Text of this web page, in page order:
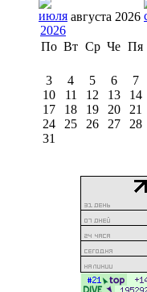
августа 2026
По Вт Ср Че Пя
3
4 5 6 7
10
11 12 13 14
17
18 19 20 21
24
25 26 27 28
31